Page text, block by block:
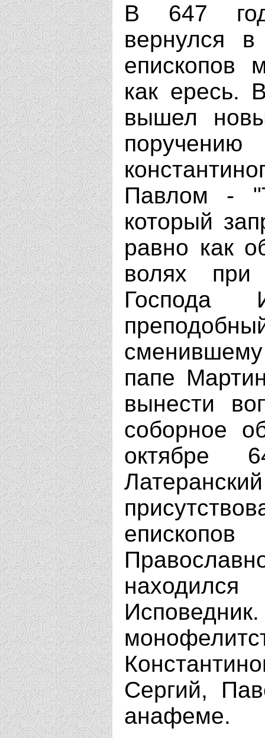
В 647
вернулся
епископов
как ересь.
вышел
Павлом -
который
равно как
волях при
Господа
папе
вынести
соборное
октябре
Сергий,
анафеме.